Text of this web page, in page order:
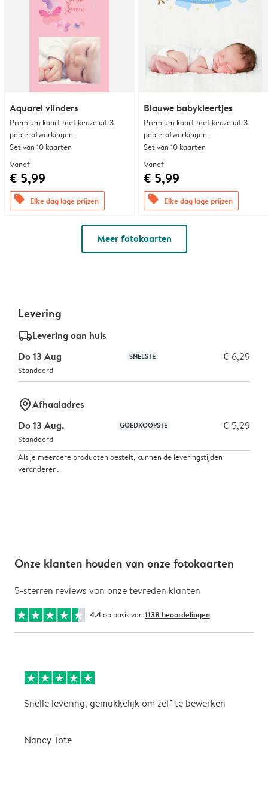
Aquarel vlinders
Premium kaart met keuze uit 3
papierafwerkingen
Set van 10 kaarten
Vanaf
€ 5,99
offers Elke dag lage prijzen
Blauwe babykleertjes
Premium kaart met keuze uit 3
papierafwerkingen
Set van 10 kaarten
Vanaf
€ 5,99
offers Elke dag lage prijzen
Meer fotokaarten
Levering
delivery_standard_v2Levering aan huis
Do 13 Aug
SNELSTE € 6,29
Standaard
marker-pinAfhaaladres
Do 13 Aug.
GOEDKOOPSTE € 5,29
Standaard
Als je meerdere producten bestelt, kunnen de leveringstijden
veranderen.
Onze klanten houden van onze fotokaarten
5-sterren reviews van onze tevreden klanten
4.4op basis van 1138 beoordelingen
Snelle levering, gemakkelijk om zelf te bewerken
Nancy Tote